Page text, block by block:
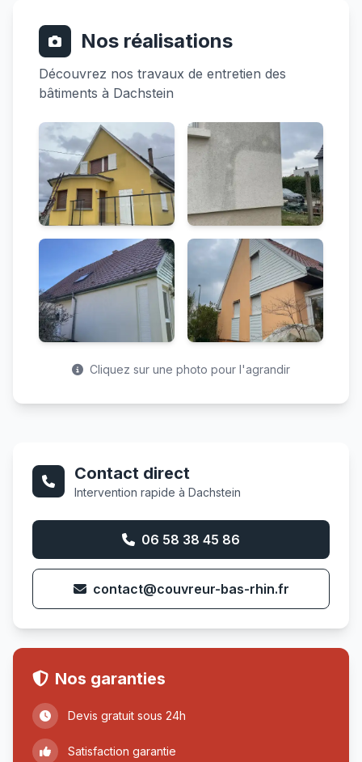
Nos réalisations
Découvrez nos travaux de entretien des
bâtiments à Dachstein
Cliquez sur une photo pour l'agrandir
Contact direct
Intervention rapide à Dachstein
06 58 38 45 86
contact@couvreur-bas-rhin.fr
Nos garanties
Devis gratuit sous 24h
Satisfaction garantie